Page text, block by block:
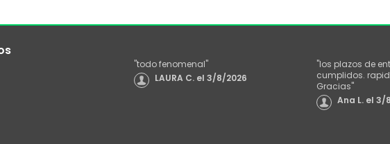
"todo fenomenal"
LAURA C. el 3/8/2026
"los plazos de
cumplidos.
Gracias"
Ana L. el 3/